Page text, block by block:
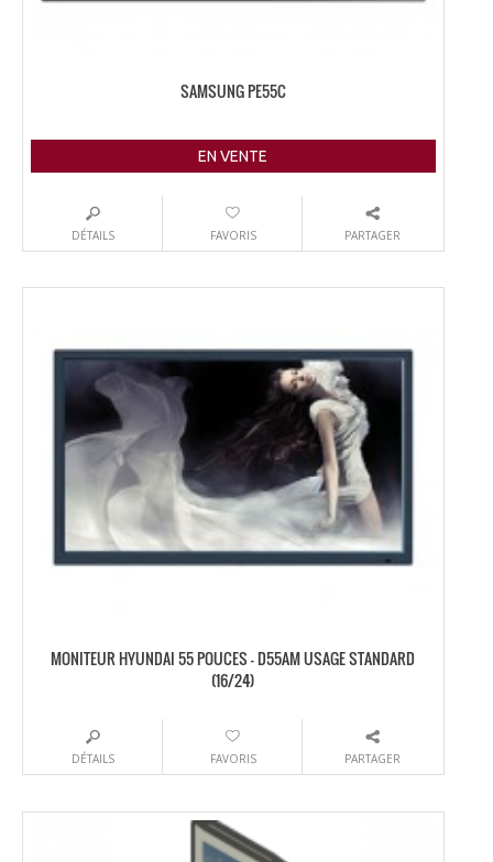
SAMSUNG PE55C
EN VENTE
DÉTAILS FAVORIS PARTAGER
MONITEUR HYUNDAI 55 POUCES – D55AM USAGE STANDARD
(16/24)
DÉTAILS FAVORIS PARTAGER